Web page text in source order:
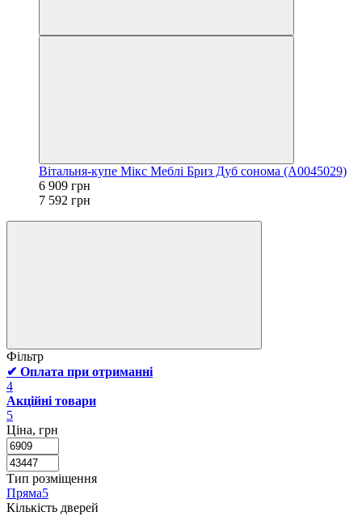
Вітальня-купе Мікс Меблі Бриз Дуб сонома (А0045029)
6 909 грн
7 592 грн
Фільтр
✔ Оплата при отриманні
4
Акційні товари
5
Ціна, грн
Тип розміщення
Пряма5
Кількість дверей